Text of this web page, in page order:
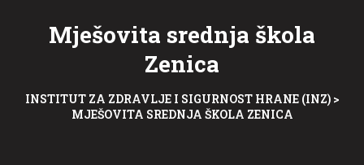
Mješovita srednja škola
Zenica
INSTITUT ZA ZDRAVLJE I SIGURNOST HRANE (INZ)>
MJEŠOVITA SREDNJA ŠKOLA ZENICA